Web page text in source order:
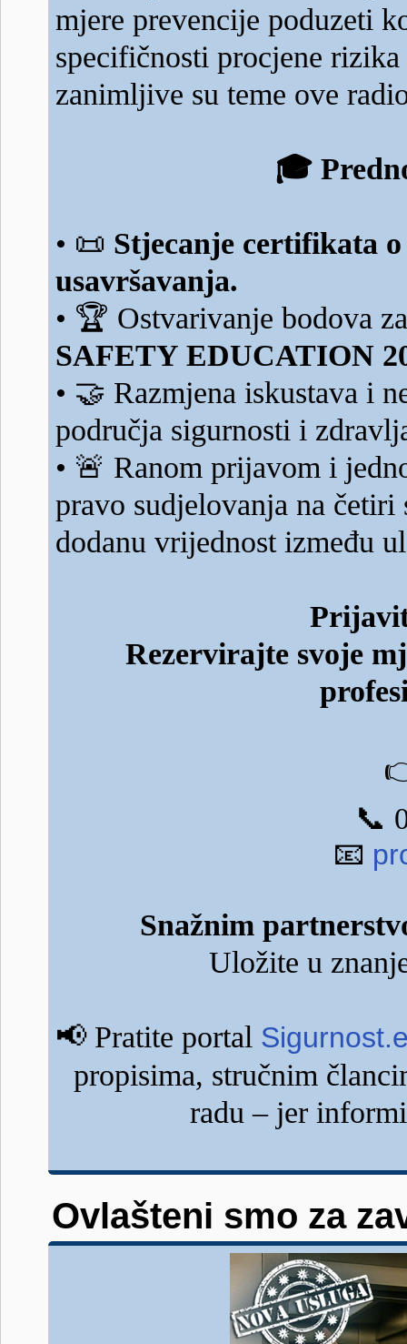
mjere prevencije poduzeti
specifičnosti procjene
zanimljive su teme ove
🎓
• 📜 Stjecanje certifikata
usavršavanja.
• 🏆 Ostvarivanje bodova
SAFETY EDUCATION
• 🤝 Razmjena iskustava i
područja sigurnosti i
• 🚨 Ranom prijavom i
pravo sudjelovanja na
dodanu vrijednost između
Rezervirajte svoje
📞
📧
Snažnim
Uložite u
📢Pratite portal
propisima, stručnim
radu – jer
Ovlašteni smo za